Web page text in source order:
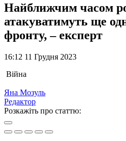
Найближчим часом
атакуватимуть ще
фронту, – експерт
16:12 11 Грудня 2023
Війна
Яна Мозуль
Редактор
Розкажіть про статтю: